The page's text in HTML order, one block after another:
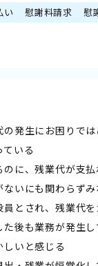
い 慰謝料請求 慰
発生にお困りで
いる
に、残業代が支払
いにも関わらず
とされ、残業代を
後も業務が発生し
いと感じる